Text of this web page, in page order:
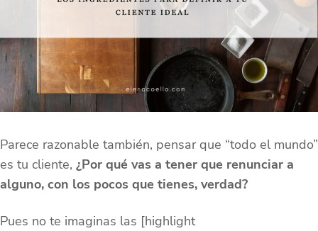
Parece razonable también, pensar que “todo el mundo”
es tu cliente, ¿Por qué vas a tener que renunciar a
alguno, con los pocos que tienes, verdad?
Pues no te imaginas las [highlight